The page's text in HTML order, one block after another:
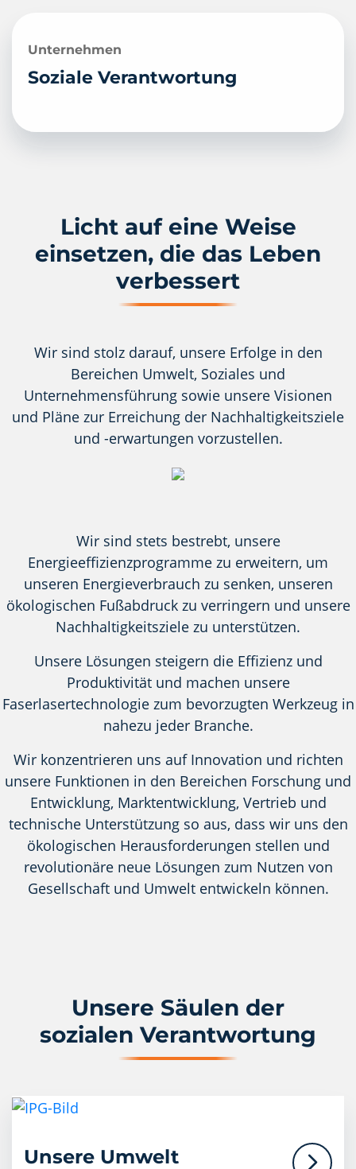
Unternehmen
Soziale Verantwortung
Licht auf eine Weise
einsetzen, die das Leben
verbessert
Wir sind stolz darauf, unsere Erfolge in den
Bereichen Umwelt, Soziales und
Unternehmensführung sowie unsere Visionen
und Pläne zur Erreichung der Nachhaltigkeitsziele
und -erwartungen vorzustellen.
Wir sind stets bestrebt, unsere
Energieeffizienzprogramme zu erweitern, um
unseren Energieverbrauch zu senken, unseren
ökologischen Fußabdruck zu verringern und unsere
Nachhaltigkeitsziele zu unterstützen.
Unsere Lösungen steigern die Effizienz und
Produktivität und machen unsere
Faserlasertechnologie zum bevorzugten Werkzeug in
nahezu jeder Branche.
Wir konzentrieren uns auf Innovation und richten
unsere Funktionen in den Bereichen Forschung und
Entwicklung, Marktentwicklung, Vertrieb und
technische Unterstützung so aus, dass wir uns den
ökologischen Herausforderungen stellen und
revolutionäre neue Lösungen zum Nutzen von
Gesellschaft und Umwelt entwickeln können.
Unsere Säulen der
sozialen Verantwortung
Unsere Umwelt